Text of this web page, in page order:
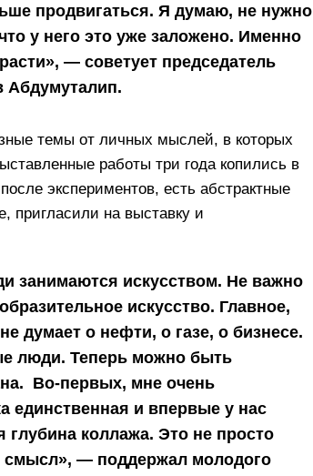
продвигаться. Я думаю, не нужно
у него это уже заложено. Именно
— советует председатель
Абдумуталип.
темы от личных мыслей, в которых
работы три года копились в
экспериментов, есть абстрактные
пригласили на выставку и
занимаются искусством. Не важно
искусство. Главное,
думает о нефти, о газе, о бизнесе.
люди. Теперь можно быть
Во-первых, мне очень
единственная и впервые у нас
глубина коллажа. Это не просто
смысл», — поддержал молодого